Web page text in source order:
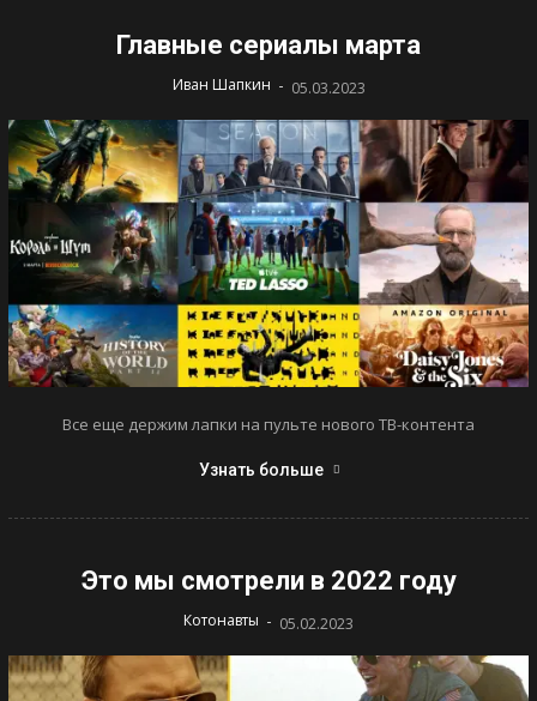
Главные сериалы марта
Иван Шапкин - 05.03.2023
Все еще держим лапки на пульте нового ТВ-контента
Узнать больше
Это мы смотрели в 2022 году
Котонавты - 05.02.2023